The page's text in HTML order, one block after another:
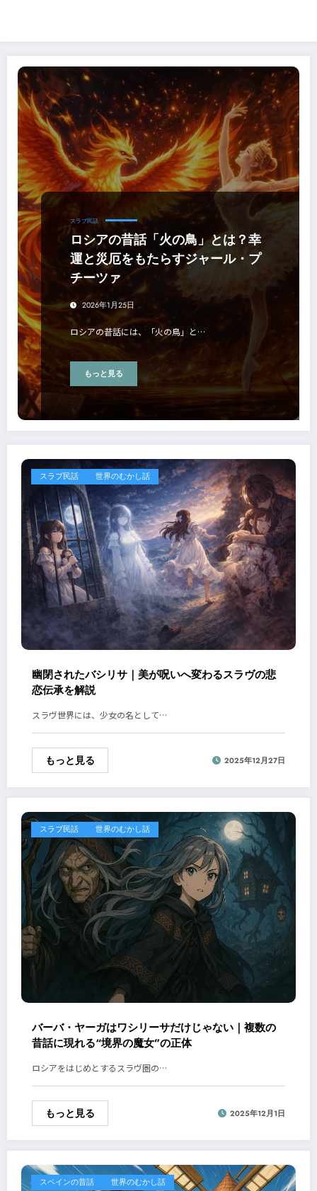
スラブ民話
ロシアの昔話「火の鳥」とは？幸
運と災厄をもたらすジャール・プ
チーツァ
2026年1月25日
ロシアの昔話には、「火の鳥」と…
もっと見る
スラブ民話 世界のむかし話
幽閉されたバシリサ｜美が呪いへ変わるスラヴの悲
恋伝承を解説
スラヴ世界には、少女の名として…
もっと見る 2025年12月27日
スラブ民話 世界のむかし話
バーバ・ヤーガはワシリーサだけじゃない｜複数の
昔話に現れる“境界の魔女”の正体
ロシアをはじめとするスラヴ圏の…
もっと見る 2025年12月1日
スペインの昔話 世界のむかし話